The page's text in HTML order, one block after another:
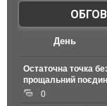
День
Остаточна точка
прощальний
0